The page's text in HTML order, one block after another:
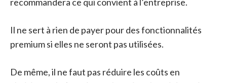
Il ne sert à rien de payer pour des fonctionnalités
premium si elles ne seront pas utilisées.
De même, il ne faut pas réduire les coûts en